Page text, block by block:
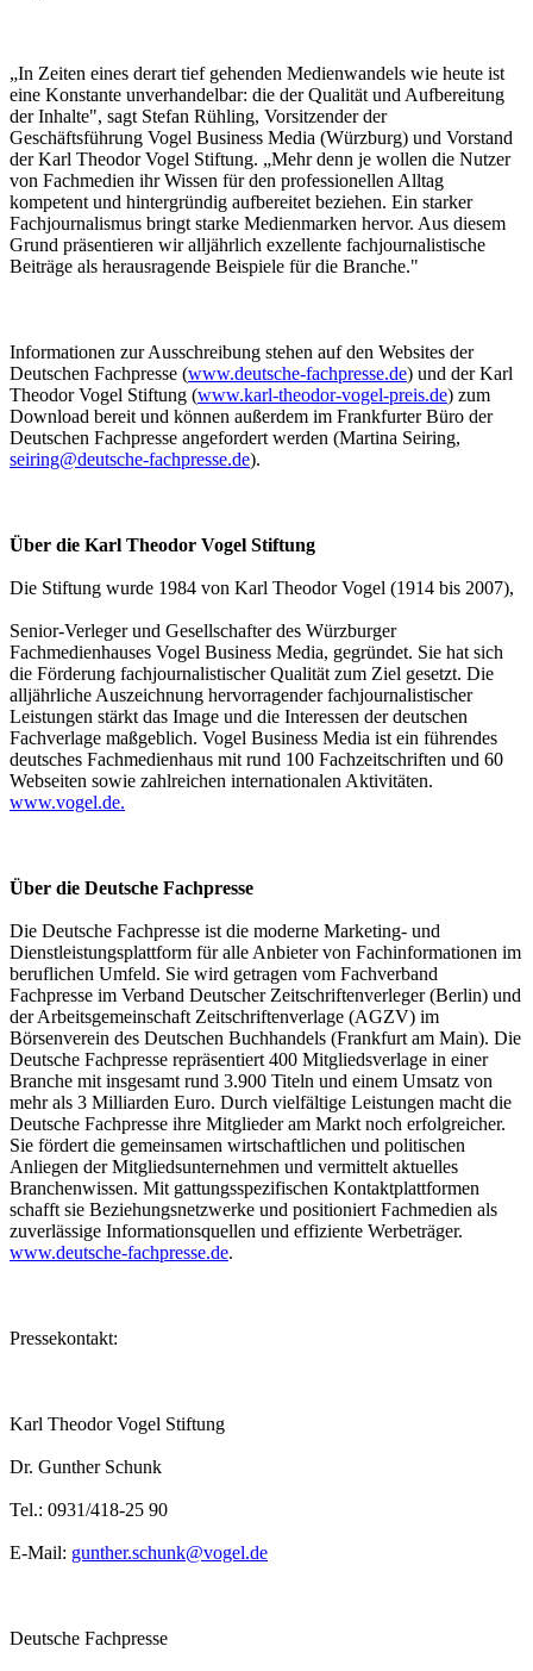
„In Zeiten eines derart tief gehenden Medienwandels wie heute ist
eine Konstante unverhandelbar: die der Qualität und Aufbereitung
der Inhalte", sagt Stefan Rühling, Vorsitzender der
Geschäftsführung Vogel Business Media (Würzburg) und Vorstand
der Karl Theodor Vogel Stiftung. „Mehr denn je wollen die Nutzer
von Fachmedien ihr Wissen für den professionellen Alltag
kompetent und hintergründig aufbereitet beziehen. Ein starker
Fachjournalismus bringt starke Medienmarken hervor. Aus diesem
Grund präsentieren wir alljährlich exzellente fachjournalistische
Beiträge als herausragende Beispiele für die Branche."
Informationen zur Ausschreibung stehen auf den Websites der
Deutschen Fachpresse (www.deutsche-fachpresse.de) und der Karl
Theodor Vogel Stiftung (www.karl-theodor-vogel-preis.de) zum
Download bereit und können außerdem im Frankfurter Büro der
Deutschen Fachpresse angefordert werden (Martina Seiring,
seiring@deutsche-fachpresse.de).
Über die Karl Theodor Vogel Stiftung
Die Stiftung wurde 1984 von Karl Theodor Vogel (1914 bis 2007),
Senior-Verleger und Gesellschafter des Würzburger
Fachmedienhauses Vogel Business Media, gegründet. Sie hat sich
die Förderung fachjournalistischer Qualität zum Ziel gesetzt. Die
alljährliche Auszeichnung hervorragender fachjournalistischer
Leistungen stärkt das Image und die Interessen der deutschen
Fachverlage maßgeblich. Vogel Business Media ist ein führendes
deutsches Fachmedienhaus mit rund 100 Fachzeitschriften und 60
Webseiten sowie zahlreichen internationalen Aktivitäten.
www.vogel.de.
Über die Deutsche Fachpresse
Die Deutsche Fachpresse ist die moderne Marketing- und
Dienstleistungsplattform für alle Anbieter von Fachinformationen im
beruflichen Umfeld. Sie wird getragen vom Fachverband
Fachpresse im Verband Deutscher Zeitschriftenverleger (Berlin) und
der Arbeitsgemeinschaft Zeitschriftenverlage (AGZV) im
Börsenverein des Deutschen Buchhandels (Frankfurt am Main). Die
Deutsche Fachpresse repräsentiert 400 Mitgliedsverlage in einer
Branche mit insgesamt rund 3.900 Titeln und einem Umsatz von
mehr als 3 Milliarden Euro. Durch vielfältige Leistungen macht die
Deutsche Fachpresse ihre Mitglieder am Markt noch erfolgreicher.
Sie fördert die gemeinsamen wirtschaftlichen und politischen
Anliegen der Mitgliedsunternehmen und vermittelt aktuelles
Branchenwissen. Mit gattungsspezifischen Kontaktplattformen
schafft sie Beziehungsnetzwerke und positioniert Fachmedien als
zuverlässige Informationsquellen und effiziente Werbeträger.
www.deutsche-fachpresse.de.
Pressekontakt:
Karl Theodor Vogel Stiftung
Dr. Gunther Schunk
Tel.: 0931/418-25 90
E-Mail: gunther.schunk@vogel.de
Deutsche Fachpresse